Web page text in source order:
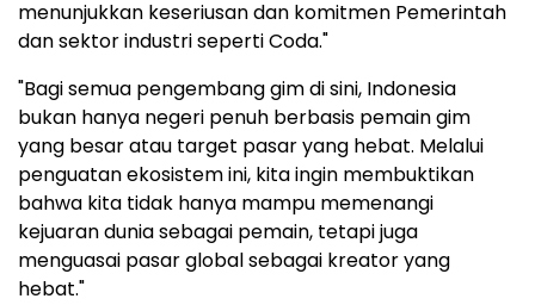
menunjukkan keseriusan dan komitmen Pemerintah
dan sektor industri seperti Coda."
"Bagi semua pengembang gim di sini, Indonesia
bukan hanya negeri penuh berbasis pemain gim
yang besar atau target pasar yang hebat. Melalui
penguatan ekosistem ini, kita ingin membuktikan
bahwa kita tidak hanya mampu memenangi
kejuaran dunia sebagai pemain, tetapi juga
menguasai pasar global sebagai kreator yang
hebat."